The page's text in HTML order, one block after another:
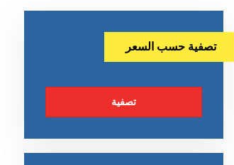
تصفية حسب السعر
تصفية